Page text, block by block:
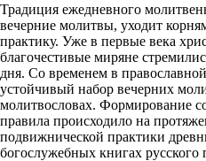
Традиция ежедневного
вечерние молитвы, уходит
практику. Уже в первые века
благочестивые миряне
дня. Со временем в
устойчивый набор вечерних
молитвословах. Формирование
правила происходило на
подвижнической практики
богослужебных книгах русского